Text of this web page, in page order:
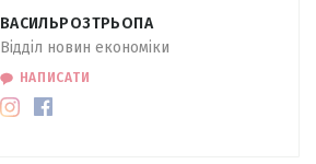
ВАСИЛЬРОЗТРЬОПА
Відділ новин економіки
НАПИСАТИ